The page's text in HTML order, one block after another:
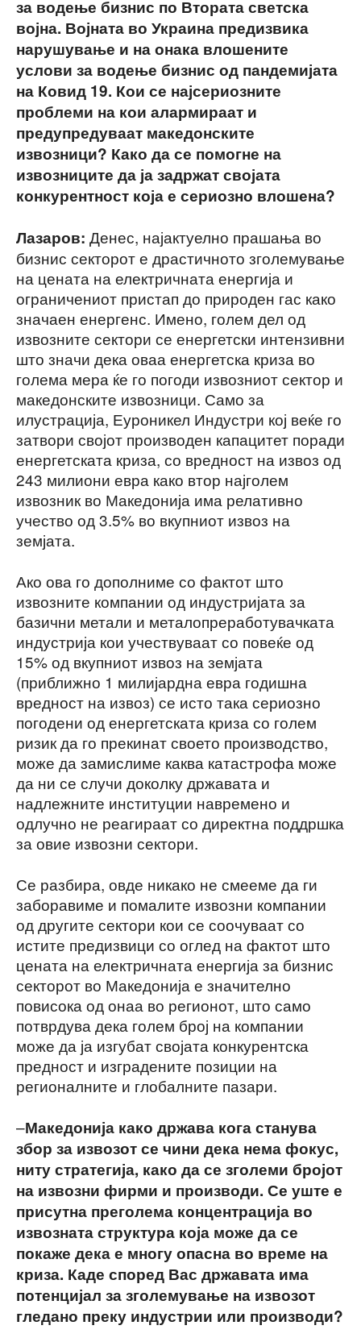
за водење бизнис по Втората светска
војна. Војната во Украина предизвика
нарушување и на онака влошените
услови за водење бизнис од пандемијата
на Ковид 19. Кои се најсериозните
проблеми на кои алармираат и
предупредуваат македонските
извозници? Како да се помогне на
извозниците да ја задржат својата
конкурентност која е сериозно влошена?
Лазаров: Денес, најактуелно прашања во
бизнис секторот е драстичното зголемување
на цената на електричната енергија и
ограничениот пристап до природен гас како
значаен енергенс. Имено, голем дел од
извозните сектори се енергетски интензивни
што значи дека оваа енергетска криза во
голема мера ќе го погоди извозниот сектор и
македонските извозници. Само за
илустрација, Еуроникел Индустри кој веќе го
затвори својот производен капацитет поради
енергетската криза, со вредност на извоз од
243 милиони евра како втор најголем
извозник во Македонија има релативно
учество од 3.5% во вкупниот извоз на
земјата.
Ако ова го дополниме со фактот што
извозните компании од индустријата за
базични метали и металопреработувачката
индустрија кои учествуваат со повеќе од
15% од вкупниот извоз на земјата
(приближно 1 милијардна евра годишна
вредност на извоз) се исто така сериозно
погодени од енергетската криза со голем
ризик да го прекинат своето производство,
може да замислиме каква катастрофа може
да ни се случи доколку државата и
надлежните институции навремено и
одлучно не реагираат со директна поддршка
за овие извозни сектори.
Се разбира, овде никако не смееме да ги
заборавиме и помалите извозни компании
од другите сектори кои се соочуваат со
истите предизвици со оглед на фактот што
цената на електричната енергија за бизнис
секторот во Македонија е значително
повисока од онаа во регионот, што само
потврдува дека голем број на компании
може да ја изгубат својата конкурентска
предност и изградените позиции на
регионалните и глобалните пазари.
–Македонија како држава кога станува
збор за извозот се чини дека нема фокус,
ниту стратегија, како да се зголеми бројот
на извозни фирми и производи. Се уште е
присутна преголема концентрација во
извозната структура која може да се
покаже дека е многу опасна во време на
криза. Каде според Вас државата има
потенцијал за зголемување на извозот
гледано преку индустрии или производи?